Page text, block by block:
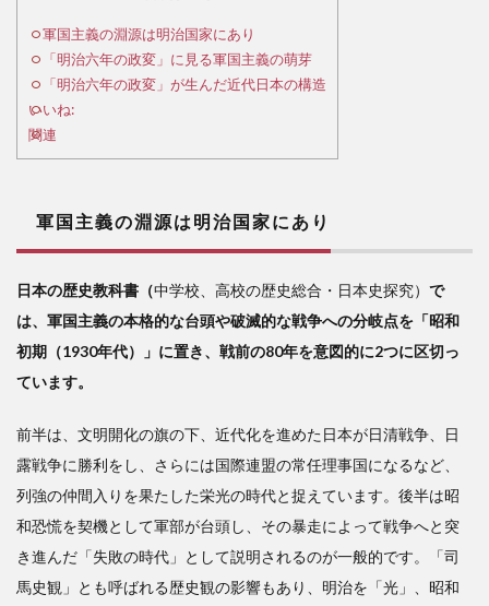
淵源
は明
治国
あり
2
治六
年の
変」
に見
る軍
義の
「明
治六
年の
政
変」
軍国主義の淵源は明治国家にあり
「明治六年の政変」に見る軍国主義の萌芽
「明治六年の政変」が生んだ近代日本の構造
いいね:
関連
軍国主義の淵源は明治国家にあり
日本の歴史教科書（中学校、高校の歴史総合・日本史探究） で
は、軍国主義の本格的な台頭や破滅的な戦争への分岐点を「昭和
初期（1930年代）」に置き、戦前の80年を意図的に2つに区切っ
ています。
前半は、文明開化の旗の下、近代化を進めた日本が日清戦争、日
露戦争に勝利をし、さらには国際連盟の常任理事国になるなど、
列強の仲間入りを果たした栄光の時代と捉えています。後半は昭
和恐慌を契機として軍部が台頭し、その暴走によって戦争へと突
き進んだ「失敗の時代」として説明されるのが一般的です。「司
馬史観」とも呼ばれる歴史観の影響もあり、明治を「光」、昭和